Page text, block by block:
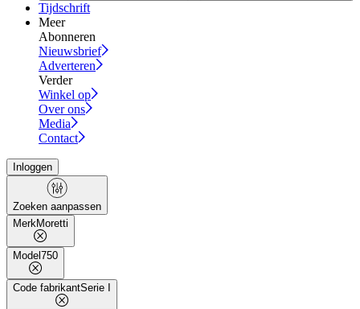
Tijdschrift
Meer
Abonneren
Nieuwsbrief
Adverteren
Verder
Winkel op
Over ons
Media
Contact
Inloggen
Zoeken aanpassen
MerkMoretti
Model 750
Code fabrikantSerie I